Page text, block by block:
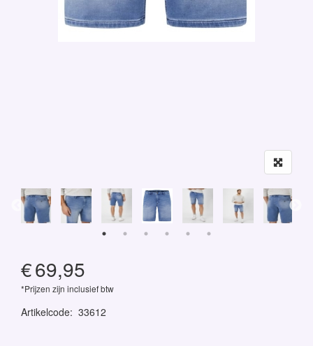
€69,95
*Prijzen zijn inclusief btw
Artikelcode: 33612